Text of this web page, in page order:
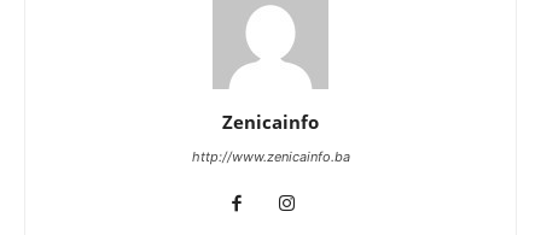
Zenicainfo
http://www.zenicainfo.ba